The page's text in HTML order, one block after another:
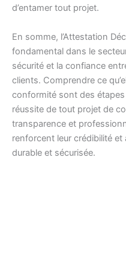
d’entamer tout projet.
En somme, l’Attestation
fondamental dans le
sécurité et la confiance
clients. Comprendre ce
conformité sont des
réussite de tout projet de
transparence et
renforcent leur crédibilité
durable et sécurisée.